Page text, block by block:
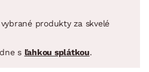
produkty za skvelé
s ľahkou splátkou.